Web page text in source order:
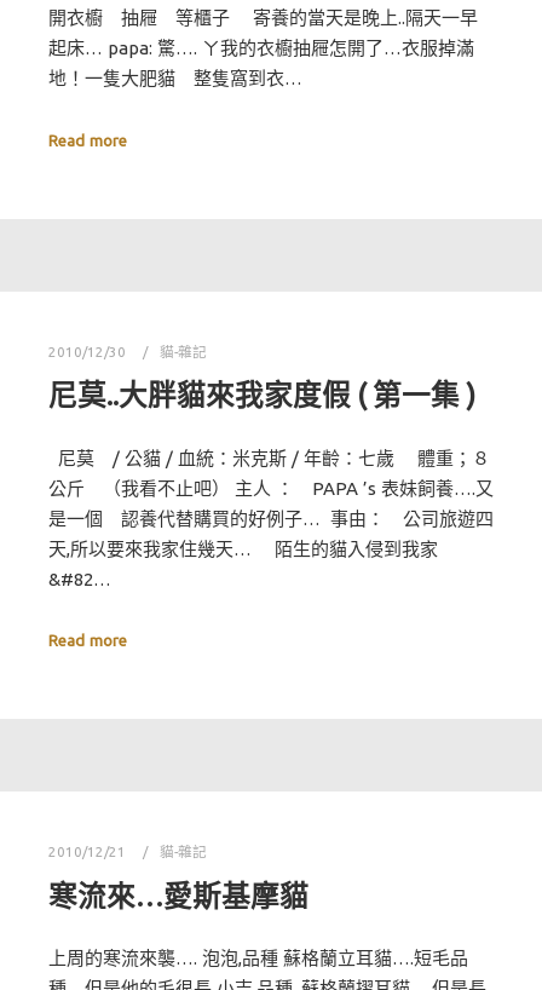
開衣櫥 抽屜 等櫃子 寄養的當天是晚上..隔天一早
起床… papa: 驚…. ㄚ我的衣櫥抽屜怎開了…衣服掉滿
地！一隻大肥貓 整隻窩到衣…
Read more
2010/12/30 貓-雜記
尼莫..大胖貓來我家度假 ( 第一集 )
尼莫 / 公貓 / 血統：米克斯 / 年齡：七歲 體重；８
公斤 （我看不止吧） 主人 ： PAPA ’s 表妹飼養….又
是一個 認養代替購買的好例子… 事由： 公司旅遊四
天,所以要來我家住幾天… 陌生的貓入侵到我家
&#82…
Read more
2010/12/21 貓-雜記
寒流來…愛斯基摩貓
上周的寒流來襲…. 泡泡,品種 蘇格蘭立耳貓….短毛品